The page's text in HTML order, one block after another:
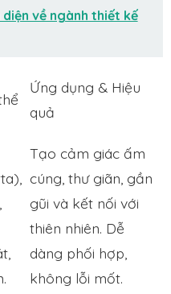
diện về ngành thiết kế
Ứng dụng & Hiệu
quả
Tạo cảm giác ấm
cúng, thư giãn, gần
gũi và kết nối với
thiên nhiên. Dễ
dàng phối hợp,
không lỗi mốt.